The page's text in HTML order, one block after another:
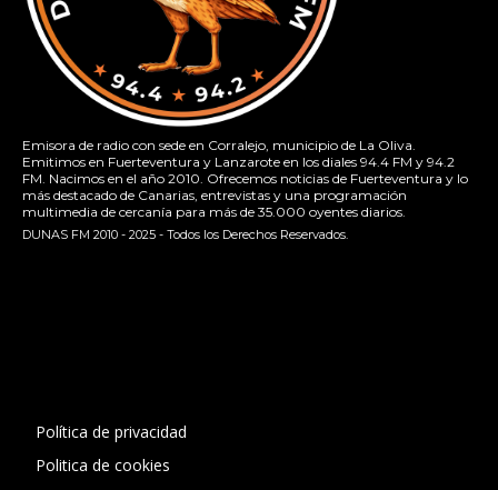
Emisora de radio con sede en Corralejo, municipio de La Oliva.
Emitimos en Fuerteventura y Lanzarote en los diales 94.4 FM y 94.2
FM. Nacimos en el año 2010. Ofrecemos noticias de Fuerteventura y lo
más destacado de Canarias, entrevistas y una programación
multimedia de cercanía para más de 35.000 oyentes diarios.
DUNAS FM 2010 - 2025 - Todos los Derechos Reservados.
Política de privacidad
Politica de cookies